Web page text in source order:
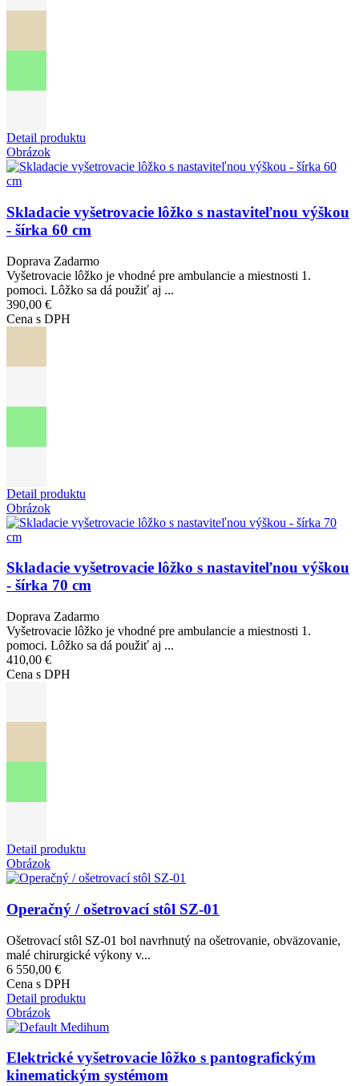
Detail produktu
Obrázok
Skladacie vyšetrovacie lôžko s nastaviteľnou výškou
- šírka 60 cm
Doprava Zadarmo
Vyšetrovacie lôžko je vhodné pre ambulancie a miestnosti 1.
pomoci. Lôžko sa dá použiť aj ...
390,00 €
Cena s DPH
Detail produktu
Obrázok
Skladacie vyšetrovacie lôžko s nastaviteľnou výškou
- šírka 70 cm
Doprava Zadarmo
Vyšetrovacie lôžko je vhodné pre ambulancie a miestnosti 1.
pomoci. Lôžko sa dá použiť aj ...
410,00 €
Cena s DPH
Detail produktu
Obrázok
Operačný / ošetrovací stôl SZ-01
Ošetrovací stôl SZ-01 bol navrhnutý na ošetrovanie, obväzovanie,
malé chirurgické výkony v...
6 550,00 €
Cena s DPH
Detail produktu
Obrázok
Elektrické vyšetrovacie lôžko s pantografickým
kinematickým systémom